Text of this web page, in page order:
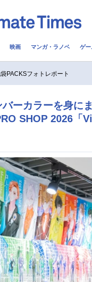
2.5次元
声優一覧
今
FOLLOW US
映画 マンガ・ラノベ ゲー
PACKSフォトレポート
ーカラーを身に
SHOP 2026「